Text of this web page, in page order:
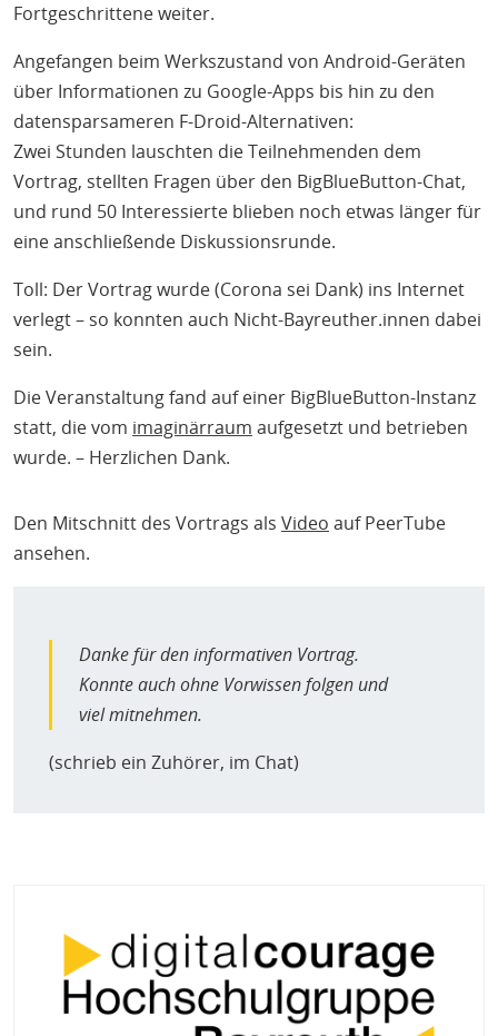
Fortgeschrittene weiter.
Angefangen beim Werkszustand von Android-Geräten
über Informationen zu Google-Apps bis hin zu den
datensparsameren F-Droid-Alternativen:
Zwei Stunden lauschten die Teilnehmenden dem
Vortrag, stellten Fragen über den BigBlueButton-Chat,
und rund 50 Interessierte blieben noch etwas länger für
eine anschließende Diskussionsrunde.
Toll: Der Vortrag wurde (Corona sei Dank) ins Internet
verlegt – so konnten auch Nicht-Bayreuther.innen dabei
sein.
Die Veranstaltung fand auf einer BigBlueButton-Instanz
statt, die vom imaginärraum aufgesetzt und betrieben
wurde. – Herzlichen Dank.
Den Mitschnitt des Vortrags als Video auf PeerTube
ansehen.
Danke für den informativen Vortrag.
Konnte auch ohne Vorwissen folgen und
viel mitnehmen.
(schrieb ein Zuhörer, im Chat)